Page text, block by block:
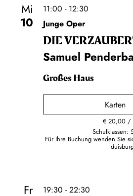
Mi
10
11:00 - 12:30
Junge Oper
DIE
Samuel
Großes Haus
Karten
€ 20,00
Schulklassen:
Für Ihre Buchung wenden Sie
Fr
19:30 - 22:30